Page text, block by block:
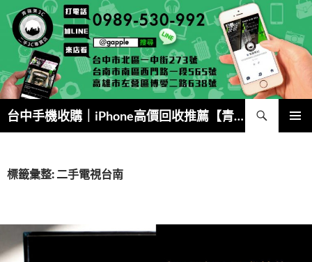
至
內
容
台中手機收購｜iPhone高價回收推薦【青蘋果3C】
搜
尋
標籤彙整: 二手電視台南